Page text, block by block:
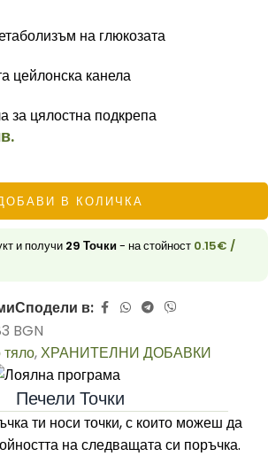
на глюкозата
цейлонска канела
за цялостна подкрепа
В КОЛИЧКА
и получи 29 Точки- на стойност 0.15€ /
Сподели в:
BGN
,ХРАНИТЕЛНИ ДОБАВКИ
Печели Точки
ти носи точки, с които можеш да
на следващата си поръчка.